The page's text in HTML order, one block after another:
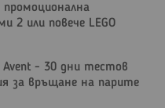
2 или повече LEGO
Star Wars с - 23%"
Avent - 30 дни тестов
за връщане на парите